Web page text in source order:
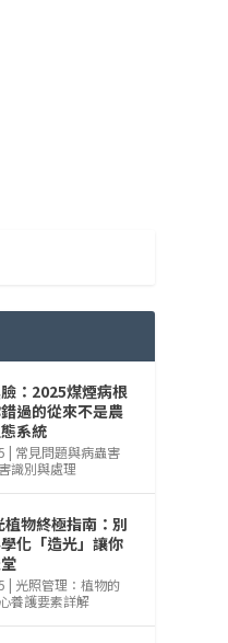
：2025煤煙病根
過的從來不是農
系統
| 常見問題與病蟲害
識別與處理
物終極指南：別
化「造光」讓你
| 光照管理：植物的
養護要素詳解